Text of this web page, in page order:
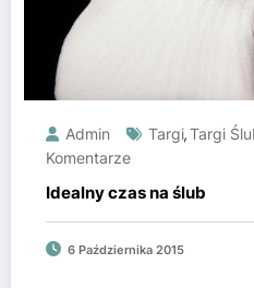
Admin Targi,Targi
Komentarze
Idealny czas na ślub
6 Października 2015